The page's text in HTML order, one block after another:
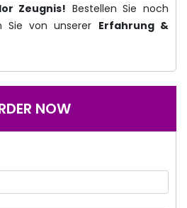
Zeugnis! Bestellen Sie noch
Sie von unserer Erfahrung &
NOW